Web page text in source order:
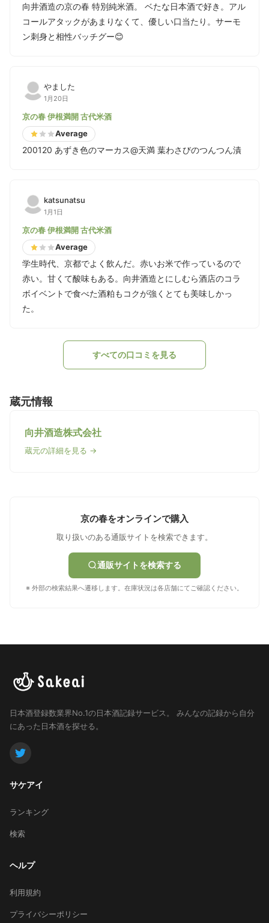
向井酒造の京の春 特別純米酒。 ベたな日本酒で好き。アル
コールアタックがあまりなくて、優しい口当たり。サーモ
ン刺身と相性バッチグー😊
やました
1月20日
京の春 伊根満開 古代米酒
Average
200120 あずき色のマーカス@天満 葉わさびのつんつん漬
katsunatsu
1月1日
京の春 伊根満開 古代米酒
Average
学生時代、京都でよく飲んだ。赤いお米で作っているので
赤い。甘くて酸味もある。向井酒造とにしむら酒店のコラ
ボイベントで食べた酒粕もコクが強くとても美味しかっ
た。
すべての口コミを見る
蔵元情報
向井酒造株式会社
蔵元の詳細を見る →
京の春をオンラインで購入
取り扱いのある通販サイトを検索できます。
通販サイトを検索する
※ 外部の検索結果へ遷移します。在庫状況は各店舗にてご確認ください。
日本酒登録数業界No.1の日本酒記録サービス。
みんなの記録から自分
にあった日本酒を探せる。
サケアイ
ランキング
検索
ヘルプ
利用規約
プライバシーポリシー